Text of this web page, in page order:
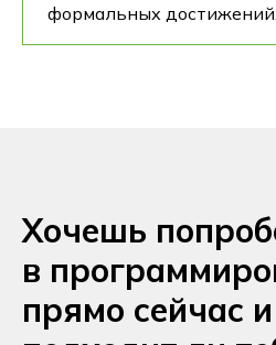
формальных достижений.
Хочешь
в
прямо сейчас